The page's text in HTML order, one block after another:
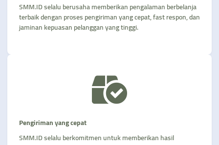
SMM.ID selalu berusaha memberikan pengalaman berbelanja
terbaik dengan proses pengiriman yang cepat, fast respon, dan
jaminan kepuasan pelanggan yang tinggi.
Pengiriman yang cepat
SMM.ID selalu berkomitmen untuk memberikan hasil